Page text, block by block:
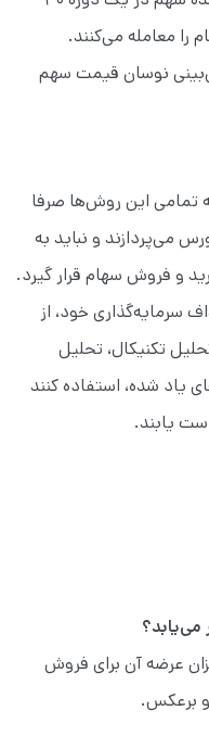
را معامله می‌کنند.
نوسان قیمت سهم
تمامی این روش‌ها صرفا
می‌پردازند و نباید به
و فروش سهام قرار گیرد.
سرمایه‌گذاری خود، از
تکنیکال، تحلیل
یاد شده، استفاده کنند
یابند.
عرضه آن برای فروش
برعکس.